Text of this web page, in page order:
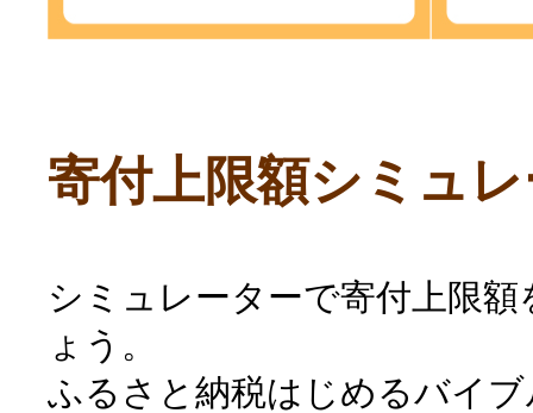
寄付上限額シミュ
シミュレーターで寄付上限
ょう。
ふるさと納税はじめるバイ